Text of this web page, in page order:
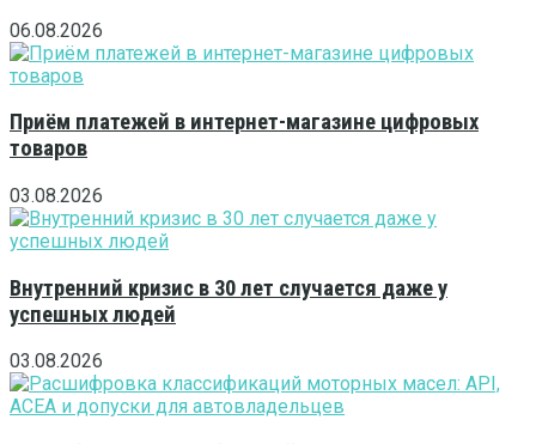
06.08.2026
Приём платежей в интернет-магазине цифровых
товаров
03.08.2026
Внутренний кризис в 30 лет случается даже у
успешных людей
03.08.2026